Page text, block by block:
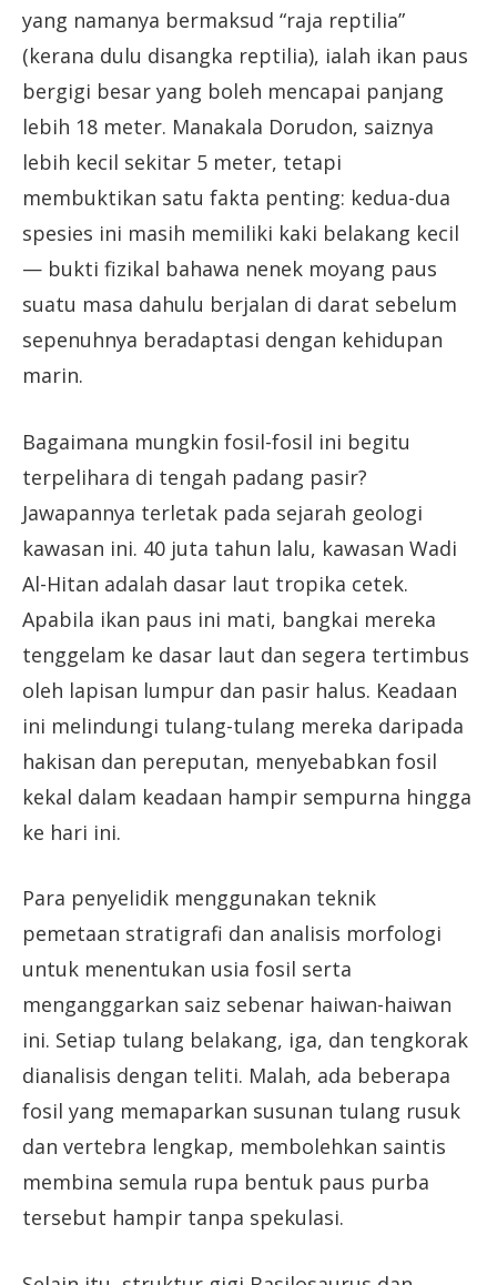
yang namanya bermaksud “raja reptilia”
(kerana dulu disangka reptilia), ialah ikan paus
bergigi besar yang boleh mencapai panjang
lebih 18 meter. Manakala Dorudon, saiznya
lebih kecil sekitar 5 meter, tetapi
membuktikan satu fakta penting: kedua-dua
spesies ini masih memiliki kaki belakang kecil
— bukti fizikal bahawa nenek moyang paus
suatu masa dahulu berjalan di darat sebelum
sepenuhnya beradaptasi dengan kehidupan
marin.
Bagaimana mungkin fosil-fosil ini begitu
terpelihara di tengah padang pasir?
Jawapannya terletak pada sejarah geologi
kawasan ini. 40 juta tahun lalu, kawasan Wadi
Al-Hitan adalah dasar laut tropika cetek.
Apabila ikan paus ini mati, bangkai mereka
tenggelam ke dasar laut dan segera tertimbus
oleh lapisan lumpur dan pasir halus. Keadaan
ini melindungi tulang-tulang mereka daripada
hakisan dan pereputan, menyebabkan fosil
kekal dalam keadaan hampir sempurna hingga
ke hari ini.
Para penyelidik menggunakan teknik
pemetaan stratigrafi dan analisis morfologi
untuk menentukan usia fosil serta
menganggarkan saiz sebenar haiwan-haiwan
ini. Setiap tulang belakang, iga, dan tengkorak
dianalisis dengan teliti. Malah, ada beberapa
fosil yang memaparkan susunan tulang rusuk
dan vertebra lengkap, membolehkan saintis
membina semula rupa bentuk paus purba
tersebut hampir tanpa spekulasi.